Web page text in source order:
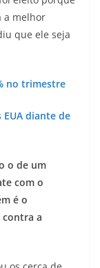
a melhor
que ele seja
no trimestre
diante de
o de um
com o
é o
contra a